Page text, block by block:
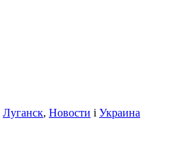
Луганск, Новости і Украина